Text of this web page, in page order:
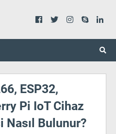
ESP32,
Pi IoT Cihaz
Nasıl Bulunur?